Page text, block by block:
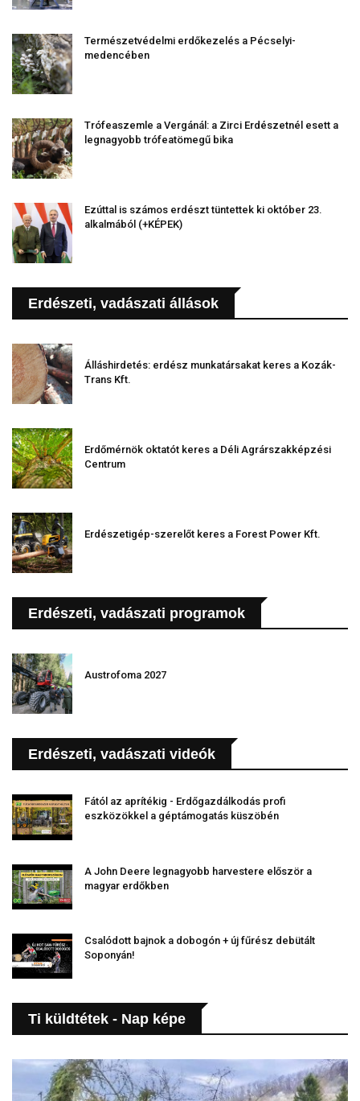
Természetvédelmi erdőkezelés a Pécselyi-
medencében
Trófeaszemle a Vergánál: a Zirci Erdészetnél esett a
legnagyobb trófeatömegű bika
Ezúttal is számos erdészt tüntettek ki október 23.
alkalmából (+KÉPEK)
Erdészeti, vadászati állások
Álláshirdetés: erdész munkatársakat keres a Kozák-
Trans Kft.
Erdőmérnök oktatót keres a Déli Agrárszakképzési
Centrum
Erdészetigép-szerelőt keres a Forest Power Kft.
Erdészeti, vadászati programok
Austrofoma 2027
Erdészeti, vadászati videók
Fától az aprítékig - Erdőgazdálkodás profi
eszközökkel a géptámogatás küszöbén
A John Deere legnagyobb harvestere először a
magyar erdőkben
Csalódott bajnok a dobogón + új fűrész debütált
Soponyán!
Ti küldtétek - Nap képe